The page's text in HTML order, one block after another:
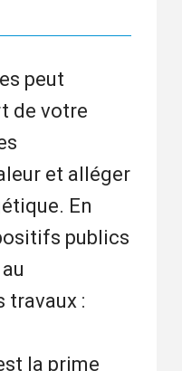
peut
de votre
et alléger
En
publics
travaux :
la prime